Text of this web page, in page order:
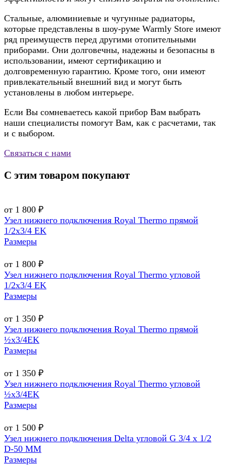
Стальные, алюминиевые и чугунные радиаторы,
которые представлены в шоу-руме Warmly Store имеют
ряд преимуществ перед другими отопительными
приборами. Они долговечны, надежны и безопасны в
использовании, имеют сертификацию и
долговременную гарантию. Кроме того, они имеют
привлекательный внешний вид и могут быть
установлены в любом интерьере.
Если Вы сомневаетесь какой прибор Вам выбрать
наши специалисты помогут Вам, как с расчетами, так
и с выбором.
Связаться с нами
С этим товаром покупают
от 1 800 ₽
Узел нижнего подключения Royal Thermo прямой
1/2х3/4 EK
Размеры
от 1 800 ₽
Узел нижнего подключения Royal Thermo угловой
1/2х3/4 EK
Размеры
от 1 350 ₽
Узел нижнего подключения Royal Thermo прямой
½х3/4EK
Размеры
от 1 350 ₽
Узел нижнего подключения Royal Thermo угловой
½х3/4EK
Размеры
от 1 500 ₽
Узел нижнего подключения Delta угловой G 3/4 х 1/2
D-50 MM
Размеры